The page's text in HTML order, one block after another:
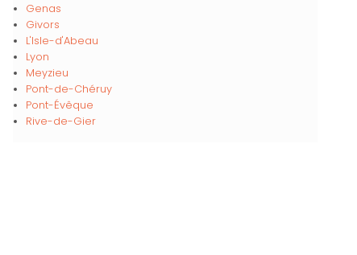
Genas
Givors
L'Isle-d'Abeau
Lyon
Meyzieu
Pont-de-Chéruy
Pont-Évêque
Rive-de-Gier